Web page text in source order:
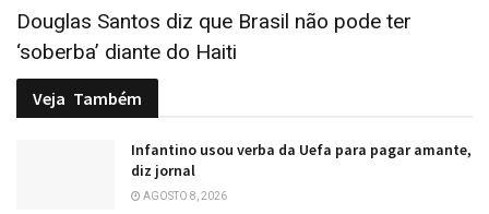
Douglas Santos diz que Brasil não pode ter
‘soberba’ diante do Haiti
Veja Também
Infantino usou verba da Uefa para pagar amante,
diz jornal
AGOSTO 8, 2026